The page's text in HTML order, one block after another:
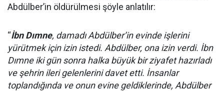
Abdülber’in öldürülmesi şöyle anlatılır:
“İbn Dımne, damadı Abdülber’in evinde işlerini
yürütmek için izin istedi. Abdülber, ona izin verdi. İbn
Dımne iki gün sonra halka büyük bir ziyafet hazırladı
ve şehrin ileri gelenlerini davet etti. İnsanlar
toplandığında ve onun evine geldiklerinde, Abdülber